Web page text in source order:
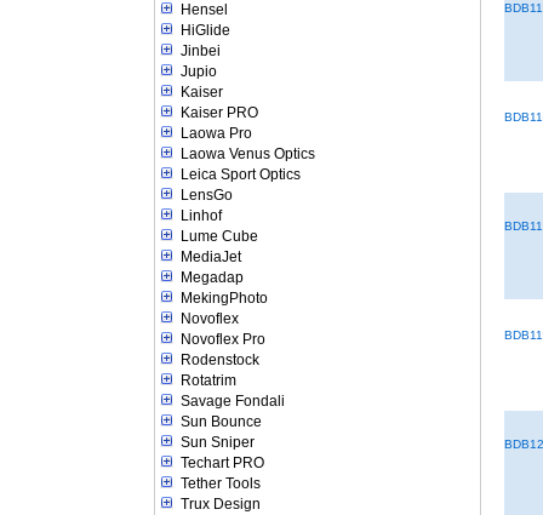
Hensel
HiGlide
Jinbei
Jupio
Kaiser
Kaiser PRO
Laowa Pro
Laowa Venus Optics
Leica Sport Optics
LensGo
Linhof
Lume Cube
MediaJet
Megadap
MekingPhoto
Novoflex
Novoflex Pro
Rodenstock
Rotatrim
Savage Fondali
Sun Bounce
Sun Sniper
Techart PRO
Tether Tools
Trux Design